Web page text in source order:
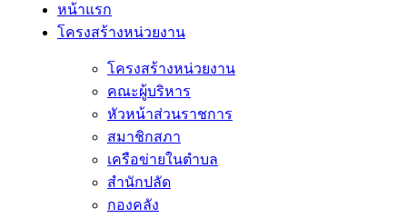
หน้าแรก
โครงสร้างหน่วยงาน
โครงสร้างหน่วยงาน
คณะผู้บริหาร
หัวหน้าส่วนราชการ
สมาชิกสภา
เครือข่ายในตำบล
สำนักปลัด
กองคลัง